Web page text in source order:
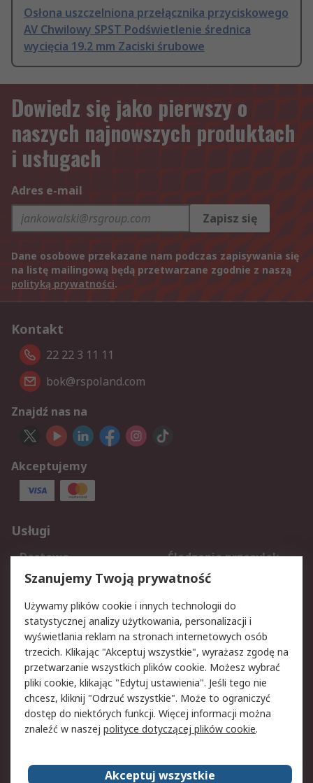
Osłona uszczelniona przełącznika przyciskowego
AV Chwilowy SPST Podświetlenie średnica
wycięcia 19.2 mm Zaciski śrubowe
Dowiedz się jako pierwszy o
naszych najnowszych produktach
i usługach
Adres e-mail
Zapisz się
Dane osobowe przekazane nam podczas zapisywania się
na listę mailingową będą przetwarzane zgodnie z naszą
polityką prywatności.
Kontakt
22 22 3 11 11
bok@rspoland.com
Znajdź nas na
Akceptujemy
Usługi
Dostawa
Śledzenie przesyłek
Reklamacje i zwroty
Rejestracja
Aspekty prawne
Bezpieczeństwo e-
maila
Polityka dotycząca
plików cookie
Polityka prywatności
Użytkowanie witryny
Zastrzeżenia prawne
Warunki Sprzedaży
Kontakt
Szanujemy Twoją prywatność
Używamy plików cookie i innych technologii do
statystycznej analizy użytkowania, personalizacji i
wyświetlania reklam na stronach internetowych osób
trzecich. Klikając "Akceptuj wszystkie", wyrażasz zgodę na
przetwarzanie wszystkich plików cookie. Możesz wybrać
pliki cookie, klikając "Edytuj ustawienia". Jeśli tego nie
chcesz, kliknij "Odrzuć wszystkie". Może to ograniczyć
dostęp do niektórych funkcji. Więcej informacji można
znaleźć w naszej polityce dotyczącej plików cookie.
Akceptuj wszystkie